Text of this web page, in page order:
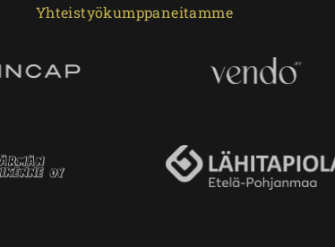
Yhteistyökumppaneitamme